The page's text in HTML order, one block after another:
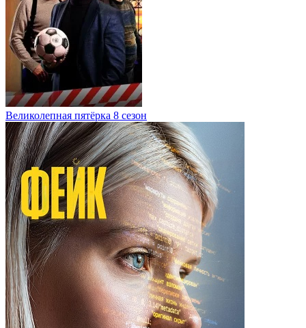
Великолепная пятёрка 8 сезон